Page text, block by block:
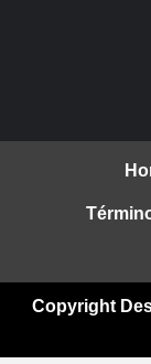
Copyright